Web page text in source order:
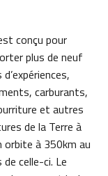
conçu pour
plus de neuf
carburants,
et autres
de la Terre à
orbite à 350km au
de celle-ci. Le